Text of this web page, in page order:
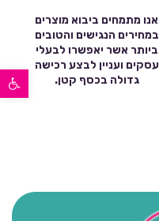
פתח סרגל נגישות
אנו מתמחים ביבוא מוצרים
במחירים הנגישים והטובים
ביותר אשר יאפשרו לבעלי
עסקים ועניין לבצע רכישה
גדולה בכסף קטן.